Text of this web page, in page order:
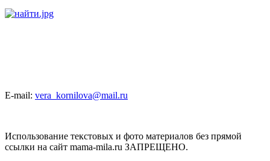
E-mail: vera_kornilova@mail.ru
Использование текстовых и фото материалов без прямой
ссылки на сайт mama-mila.ru ЗАПРЕЩЕНО.